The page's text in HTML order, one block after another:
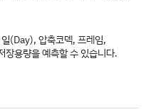
(Day), 압축코덱, 프레임,
장용량을 예측할 수 있습니다.